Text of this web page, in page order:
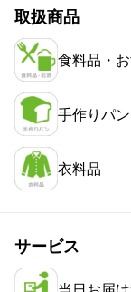
取扱商品
食料品・
手作りパン
衣料品
サービス